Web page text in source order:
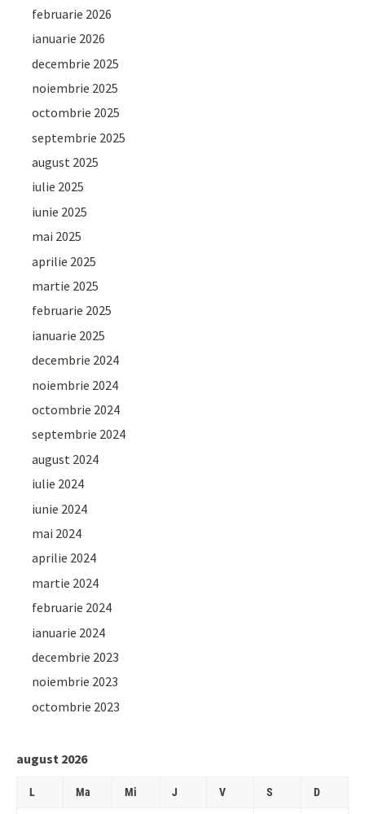
februarie 2026
ianuarie 2026
decembrie 2025
noiembrie 2025
octombrie 2025
septembrie 2025
august 2025
iulie 2025
iunie 2025
mai 2025
aprilie 2025
martie 2025
februarie 2025
ianuarie 2025
decembrie 2024
noiembrie 2024
octombrie 2024
septembrie 2024
august 2024
iulie 2024
iunie 2024
mai 2024
aprilie 2024
martie 2024
februarie 2024
ianuarie 2024
decembrie 2023
noiembrie 2023
octombrie 2023
august 2026
L Ma Mi J V S D